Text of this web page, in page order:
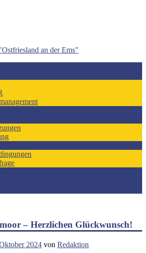
an der Ems"
– Herzlichen Glückwunsch!
2024 von Redaktion